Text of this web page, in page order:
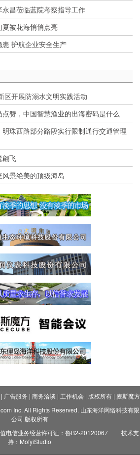
昌莅临蓝院考察指导工作
被花海悄悄点亮
护航企业安全生产
区开展防溺水文明实践活动
赞，中国智慧渔业的出海密码是什么
珠西路部分路段实行限制通行交通管理
翩飞
景绝美的顶级海岛
广告服务 | 商务洽谈 | 工作机会| 版权所有| 麦斯魔方
Inc. All Rights Reserved. 山东海洋网络科技有限
公司 版权所有
电信业务经营许可证：鲁B2-20120067
技术支
持：MofyiStudio